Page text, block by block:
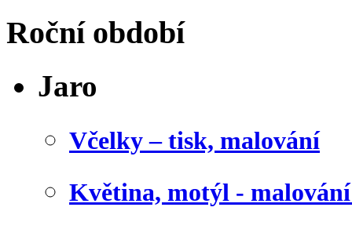
Roční období
Jaro
Včelky – tisk, malování
Květina, motýl -